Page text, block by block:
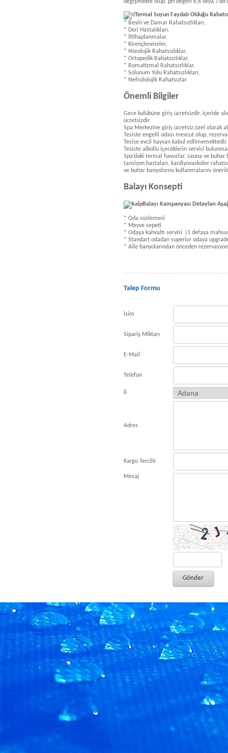
değişmekte olup, pH değeri 6,6 veya
Termal Suyun Faydalı Olduğu
* Beyin ve Damar Rahatsızlıkları,
* Deri Hastalıkları,
* İltihaplanmalar,
* Kirençlenmeler,
* Nörolojik Rahatsızlıklar,
* Ortopedik Rahatsızlıklar,
* Romatizmal Rahatsızlıklar,
* Solunum Yolu Rahatsızlıkları,
* Nefrololojik Rahatsızlar
Önemli Bilgiler
Gece kulübüne giriş ücretsizdir, içeride
ücretsizdir.
Spa Merkezine giriş ücretsiz,özel olarak
Tesiste engelli odası mevcut olup,
Tesise evcil hayvan kabul edilmemektedir.
Tesiste alkollü içeceklerin servisi
Spa’daki termal havuzlar, sauna ve buhar
tansiyon hastaları, kardiyovasküler
ve buhar banyolarını kullanmalarını
Balayı Konsepti
Balayı Kampanyası Detayları
* Oda süslemesi
* Meyve sepeti
* Odaya kahvaltı servisi (1 defaya
* Standart odadan superior odaya
* Aile banyolarından önceden
Talep Formu
İsim
Sipariş Miktarı
E-Mail
Telefon
Adres
Kargo Tercihi
Mesaj